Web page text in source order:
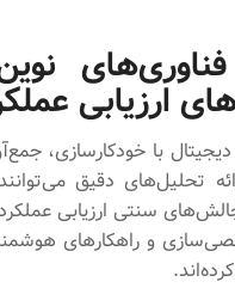
ارزیابی
با خودکارسازی،
تحلیل‌های دقیق
سنتی ارزیابی
و راهکارهای